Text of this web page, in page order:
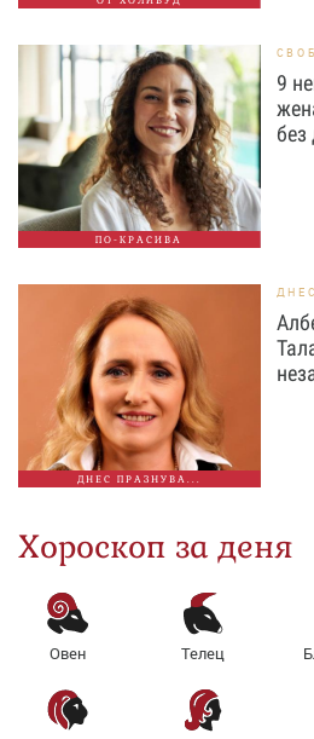
ПО-КРАСИВА
9
без
ДНЕС ПРАЗНУВА...
Хороскоп за деня
Овен Телец